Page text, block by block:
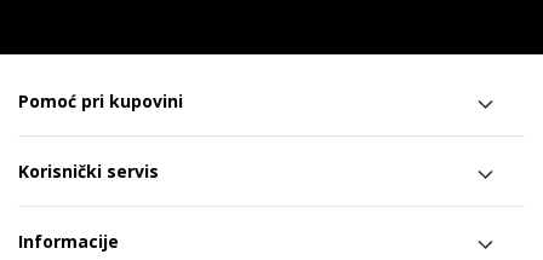
Pomoć pri kupovini
Korisnički servis
Informacije